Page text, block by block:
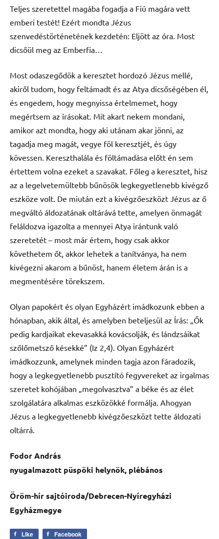
Teljes szeretettel magába fogadja a Fiú magára vett
emberi testét! Ezért mondta Jézus
szenvedéstörténetének kezdetén: Eljött az óra. Most
dicsőül meg az Emberfia…
Most odaszegődök a keresztet hordozó Jézus mellé,
akiről tudom, hogy feltámadt és az Atya dicsőségében él,
és engedem, hogy megnyissa értelmemet, hogy
megértsem az írásokat. Mit akart nekem mondani,
amikor azt mondta, hogy aki utánam akar jönni, az
tagadja meg magát, vegye föl keresztjét, és úgy
kövessen. Kereszthalála és föltámadása előtt én sem
értettem volna ezeket a szavakat. Főleg a keresztet, hisz
az a legelvetemültebb bűnösök legkegyetlenebb kivégző
eszköze volt. De miután ezt a kivégzőeszközt Jézus az ő
megváltó áldozatának oltárává tette, amelyen önmagát
feláldozva igazolta a mennyei Atya irántunk való
szeretetét – most már értem, hogy csak akkor
követhetem őt, akkor lehetek a tanítványa, ha nem
kivégezni akarom a bűnöst, hanem életem árán is a
megmentésére törekszem.
Olyan papokért és olyan Egyházért imádkozunk ebben a
hónapban, akik által, és amelyben beteljesül az Írás: „Ők
pedig kardjaikat ekevasakká kovácsolják, és lándzsáikat
szőlőmetsző késekké” (Iz 2,4). Olyan Egyházért
imádkozzunk, amelynek minden tagja azon fáradozik,
hogy a legkegyetlenebb pusztító fegyvereket az irgalmas
szeretet kohójában „megolvasztva” a béke és az élet
szolgálatára alkalmas eszközökké formálja. Ahogyan
Jézus a legkegyetlenebb kivégzőeszközt tette áldozati
oltárrá.
Fodor András
nyugalmazott püspöki helynök, plébános
Öröm-hír sajtóiroda/Debrecen-Nyíregyházi
Egyházmegye
Like Facebook